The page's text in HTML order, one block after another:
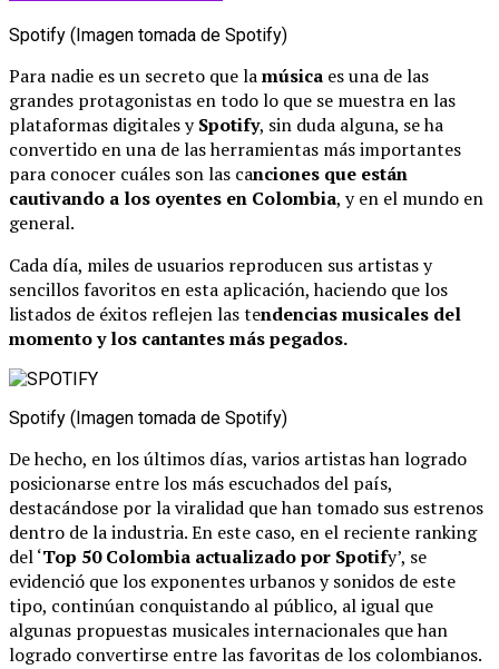
Spotify (Imagen tomada de Spotify)
Para nadie es un secreto que lamúsica es una de las
grandes protagonistas en todo lo que se muestra en las
plataformas digitales ySpotify, sin duda alguna, se ha
convertido en una de las herramientas más importantes
para conocer cuáles son las canciones que están
cautivando a los oyentes en Colombia, y en el mundo en
general.
Cada día, miles de usuarios reproducen sus artistas y
sencillos favoritos en esta aplicación, haciendo que los
listados de éxitos reflejen las tendencias musicales del
momento y los cantantes más pegados.
Spotify (Imagen tomada de Spotify)
De hecho, en los últimos días, varios artistas han logrado
posicionarse entre los más escuchados del país,
destacándose por la viralidad que han tomado sus estrenos
dentro de la industria.En este caso, en el reciente ranking
del ‘Top 50 Colombia actualizado por Spotify’, se
evidenció que los exponentes urbanos y sonidos de este
tipo, continúan conquistando al público, al igual que
algunas propuestas musicales internacionales que han
logrado convertirse entre las favoritas de los colombianos.